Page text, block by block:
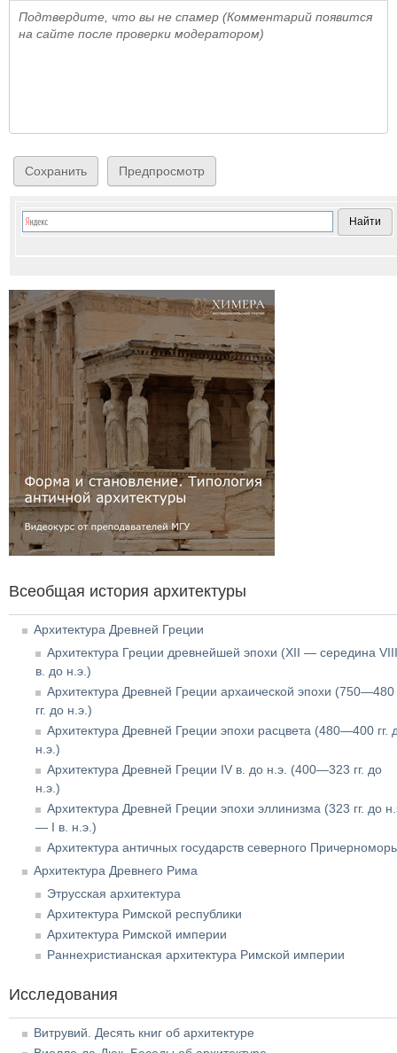
Подтвердите, что вы не спамер (Комментарий появится
на сайте после проверки модератором)
Всеобщая история архитектуры
Архитектура Древней Греции
Архитектура Греции древнейшей эпохи (XII — середина VIII
в. до н.э.)
Архитектура Древней Греции архаической эпохи (750—480
гг. до н.э.)
Архитектура Древней Греции эпохи расцвета (480—400 гг.
н.э.)
Архитектура Древней Греции IV в. до н.э. (400—323 гг. до
н.э.)
Архитектура Древней Греции эпохи эллинизма (323 гг. до
— I в. н.э.)
Архитектура античных государств северного
Архитектура Древнего Рима
Этрусская архитектура
Архитектура Римской республики
Архитектура Римской империи
Раннехристианская архитектура Римской империи
Исследования
Витрувий. Десять книг об архитектуре